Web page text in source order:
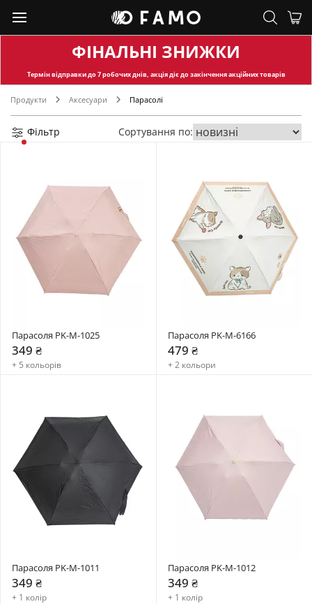
ФІНАЛЬНІ ЗНИЖКИ
Термін відправкидо 7 робочих днів, акція діє до закінчення акційних товарів
Продукти Аксесуари Парасолі
Фільтр Сортування по:
Парасоля PK-М-1025
349 ₴
+ 5 кольорів
Парасоля PK-M-6166
479 ₴
+ 2 кольори
Парасоля PK-M-1011
349 ₴
+ 1 колір
Парасоля PK-M-1012
349 ₴
+ 1 колір